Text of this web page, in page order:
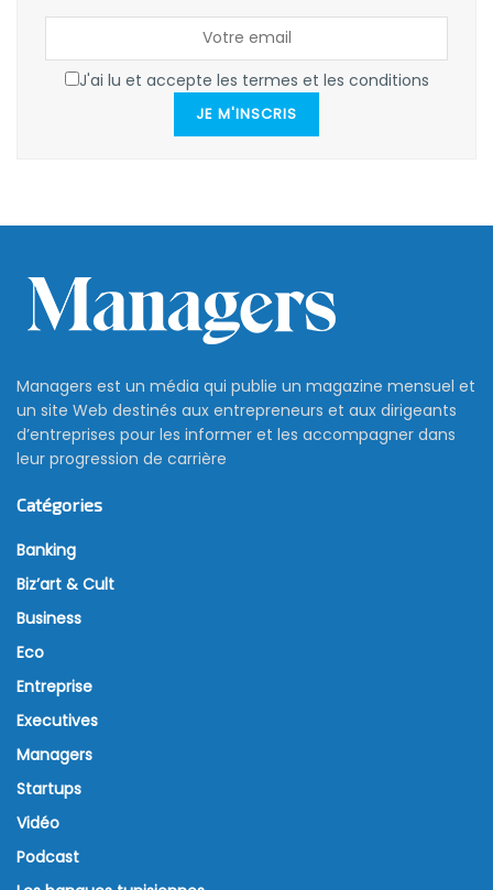
J'ai lu et accepte les termes et les conditions
JE M'INSCRIS
Managers est un média qui publie un magazine mensuel et
un site Web destinés aux entrepreneurs et aux dirigeants
d’entreprises pour les informer et les accompagner dans
leur progression de carrière
Catégories
Banking
Biz’art & Cult
Business
Eco
Entreprise
Executives
Managers
Startups
Vidéo
Podcast